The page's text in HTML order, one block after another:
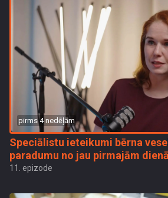
pirms 4 nedēļām
Speciālistu ieteikumi bērna
paradumu no jau pirmajām
11. epizode